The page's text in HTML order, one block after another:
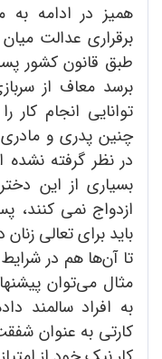
همیز در ادامه به
برقراری عدالت
برسد معاف از
توانایی انجام کار
چنین پدری و
در نظر گرفته
بسیاری از این
ازدواج نمی
باید برای تعالی
تا آن‌ها هم در شرایط
مثال می‌توان
به افراد سالمند
کارتی به عنوان